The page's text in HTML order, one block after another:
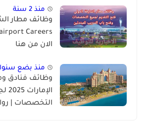
منذ 2 سنة
الان من هنا
منذ بضع
وظائف فنادق
التخصصات |